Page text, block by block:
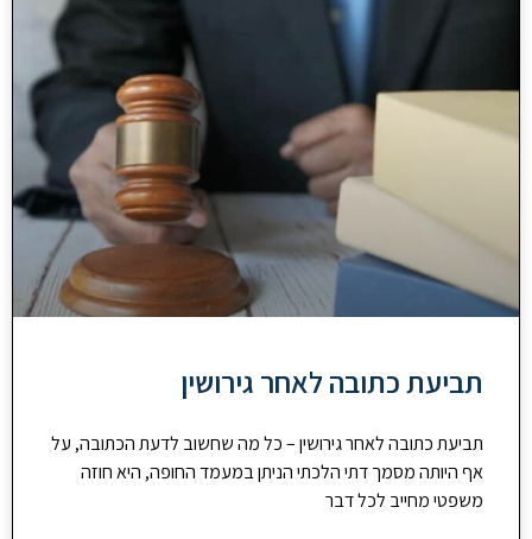
תביעת כתובה לאחר גירושין
תביעת כתובה לאחר גירושין – כל מה שחשוב לדעת הכתובה, על
אף היותה מסמך דתי הלכתי הניתן במעמד החופה, היא חוזה
משפטי מחייב לכל דבר